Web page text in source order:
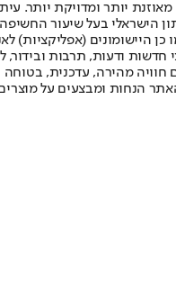
יותר ומדויקת יותר.
פורסמה ב-30 ביולי 2007, וב-2010 הפך
ודעות, תרבות ובידור,
חוויה מהירה, עדכנית,
הנחות ומבצעים על